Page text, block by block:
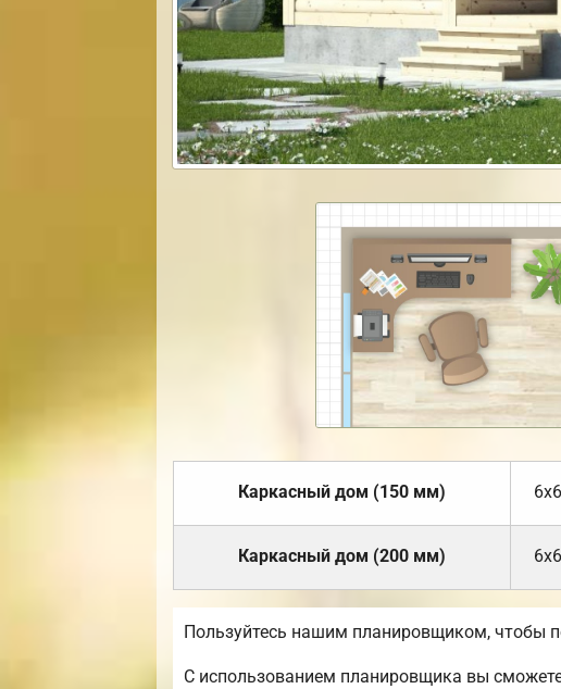
Каркасный дом (150 мм) 6х6
Каркасный дом (200 мм) 6х6
Пользуйтесь нашим планировщиком, чтобы
С использованием планировщика вы